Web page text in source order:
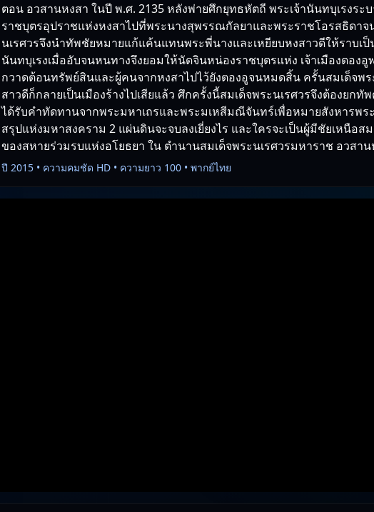
ตอน อวสานหงสา ในปี พ.ศ. 2135 หลังพ่ายศึกยุทธหัตถี พระเจ้านันทบุเรงระ
ราชบุตรอุปราชแห่งหงสาไปที่พระนางสุพรรณกัลยาและพระราชโอรสธิดา
นเรศวรจึงนำทัพชัยหมายแก้แค้นแทนพระพี่นางและเหยียบหงสาวดีให้ราบเป็
นันทบุเรงเมื่ออับจนหนทางจึงยอมให้นัดจินหน่องราชบุตรแห่ง เจ้าเมืองตอง
กวาดต้อนทรัพย์สินและผู้คนจากหงสาไปไว้ยังตองอูจนหมดสิ้น ครั้นสมเด็จพร
สาวดีก็กลายเป็นเมืองร้างไปเสียแล้ว ศึกครั้งนี้สมเด็จพระนเรศวรจึงต้องยกทั
ได้รับคำทัดทานจากพระมหาเถรและพระมเหสีมณีจันทร์เพื่อหมายสังหารพระ
สรุปแห่งมหาสงคราม 2 แผ่นดินจะจบลงเยี่ยงไร และใครจะเป็นผู้มีชัยเหนือ
ของสหายร่วมรบแห่งอโยธยา ใน ตำนานสมเด็จพระนเรศวรมหาราช อวสาน
ปี 2015 • ความคมชัด HD • ความยาว 100 • พากย์ไทย